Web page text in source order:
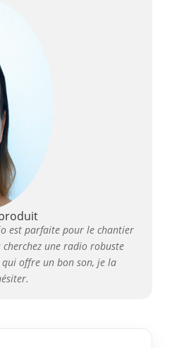
est parfaite pour le chantier
une radio robuste
offre un bon son, je la